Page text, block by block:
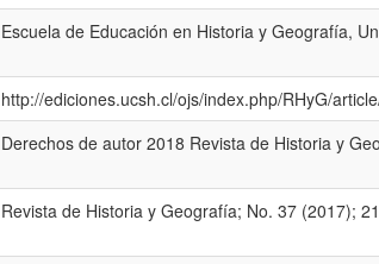
Escuela de Educación en Historia y Geografí­a,
http://ediciones.ucsh.cl/ojs/index.php/RHyG/
Derechos de autor 2018 Revista de Historia y
Revista de Historia y Geografí­a; No. 37 (2017);